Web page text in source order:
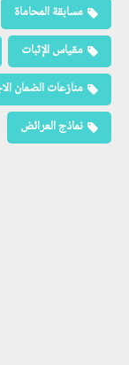
مسابقة المحاماة
مقياس الإثبات
منازعات الضمان
نماذج العرائض